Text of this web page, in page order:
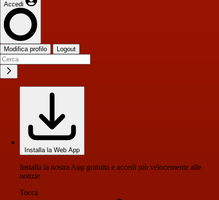
Accedi
Modifica profilo Logout
Installa la Web App
Installa la nostra App gratuita e accedi più velocemente alle
notizie
Tocca